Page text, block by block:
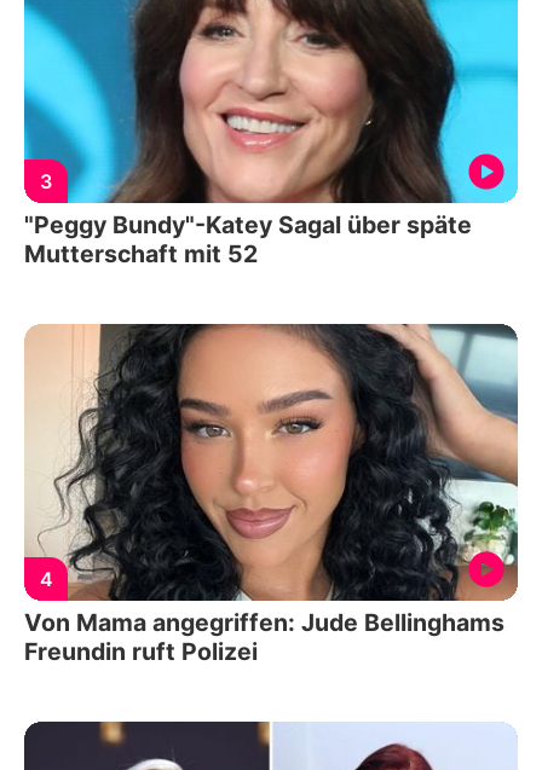
3
"Peggy Bundy"-Katey Sagal über späte
Mutterschaft mit 52
4
Von Mama angegriffen: Jude Bellinghams
Freundin ruft Polizei